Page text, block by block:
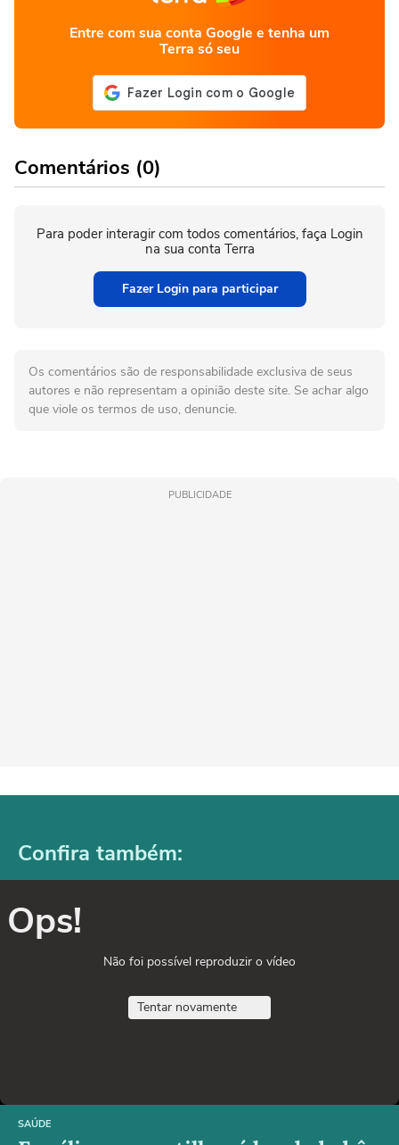
Entre com sua conta Google e tenha um
Terra só seu
Comentários (0)
Para poder interagir com todos comentários, faça Login
na sua conta Terra
Fazer Login para participar
Os comentários são de responsabilidade exclusiva de seus
autores e não representam a opinião deste site. Se achar algo
que viole os termos de uso, denuncie.
PUBLICIDADE
Confira também:
Ops!
Não foi possível reproduzir o vídeo
Tentar novamente
SAÚDE